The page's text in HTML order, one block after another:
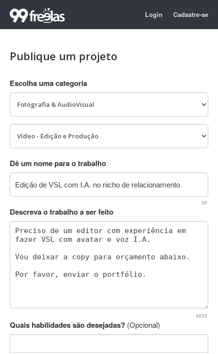
Login Cadastre-se
Publique um projeto
Escolha uma categoria
Dê um nome para o trabalho
26
Descreva o trabalho a ser feito
4855
Quais habilidades são desejadas? (Opcional)